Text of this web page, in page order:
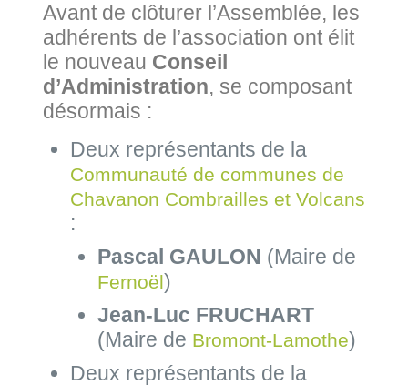
Avant de clôturer l’Assemblée, les
adhérents de l’association ont élit
le nouveau Conseil
d’Administration, se composant
désormais :
Deux représentants de la
Communauté de communes de
Chavanon Combrailles et Volcans
:
Pascal GAULON (Maire de
Fernoël)
Jean-Luc FRUCHART
(Maire de Bromont-Lamothe)
Deux représentants de la